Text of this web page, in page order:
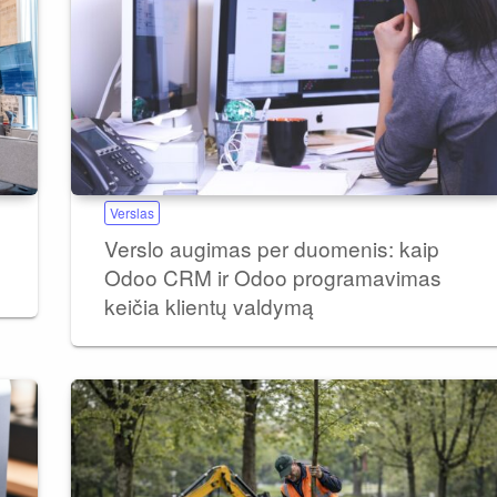
Verslas
Verslo augimas per duomenis: kaip
Odoo CRM ir Odoo programavimas
keičia klientų valdymą